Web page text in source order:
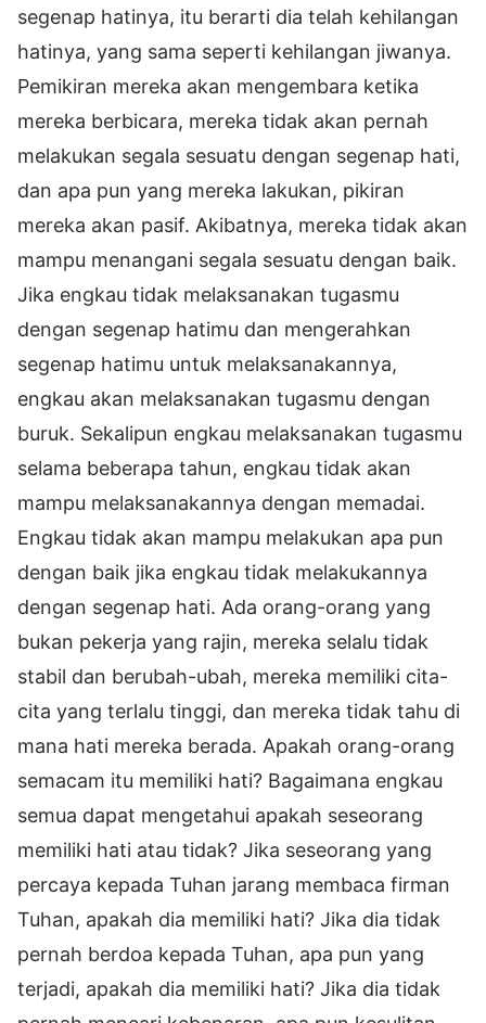
segenap hatinya, itu berarti dia telah kehilangan
hatinya, yang sama seperti kehilangan jiwanya.
Pemikiran mereka akan mengembara ketika
mereka berbicara, mereka tidak akan pernah
melakukan segala sesuatu dengan segenap hati,
dan apa pun yang mereka lakukan, pikiran
mereka akan pasif. Akibatnya, mereka tidak akan
mampu menangani segala sesuatu dengan baik.
Jika engkau tidak melaksanakan tugasmu
dengan segenap hatimu dan mengerahkan
segenap hatimu untuk melaksanakannya,
engkau akan melaksanakan tugasmu dengan
buruk. Sekalipun engkau melaksanakan tugasmu
selama beberapa tahun, engkau tidak akan
mampu melaksanakannya dengan memadai.
Engkau tidak akan mampu melakukan apa pun
dengan baik jika engkau tidak melakukannya
dengan segenap hati. Ada orang-orang yang
bukan pekerja yang rajin, mereka selalu tidak
stabil dan berubah-ubah, mereka memiliki cita-
cita yang terlalu tinggi, dan mereka tidak tahu di
mana hati mereka berada. Apakah orang-orang
semacam itu memiliki hati? Bagaimana engkau
semua dapat mengetahui apakah seseorang
memiliki hati atau tidak? Jika seseorang yang
percaya kepada Tuhan jarang membaca firman
Tuhan, apakah dia memiliki hati? Jika dia tidak
pernah berdoa kepada Tuhan, apa pun yang
terjadi, apakah dia memiliki hati? Jika dia tidak